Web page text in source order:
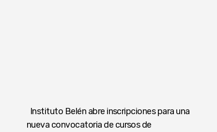
Instituto Belén abre inscripciones para una
nueva convocatoria de cursos de